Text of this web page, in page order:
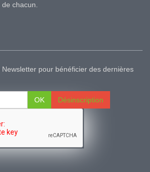
chacun.
pour bénéficier des dernières
OK Désinscription